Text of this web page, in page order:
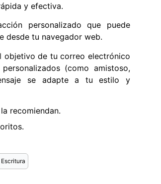
y efectiva.
personalizado que puede
desde tu navegador web.
objetivo de tu correo electrónico
(como amistoso,
se adapte a tu estilo y
recomiendan.
Escritura